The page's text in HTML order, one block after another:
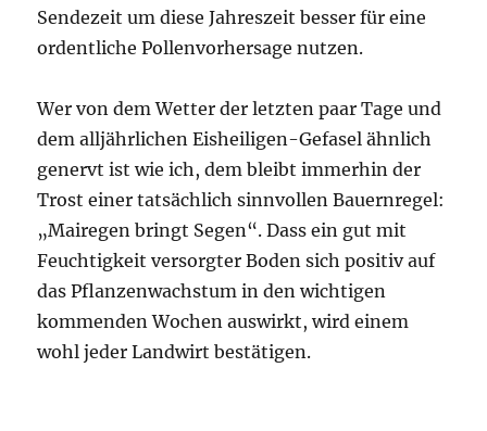
Sendezeit um diese Jahreszeit besser für eine
ordentliche Pollenvorhersage nutzen.
Wer von dem Wetter der letzten paar Tage und
dem alljährlichen Eisheiligen-Gefasel ähnlich
genervt ist wie ich, dem bleibt immerhin der
Trost einer tatsächlich sinnvollen Bauernregel:
„Mairegen bringt Segen“. Dass ein gut mit
Feuchtigkeit versorgter Boden sich positiv auf
das Pflanzenwachstum in den wichtigen
kommenden Wochen auswirkt, wird einem
wohl jeder Landwirt bestätigen.